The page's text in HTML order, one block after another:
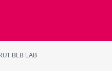
BLB LAB